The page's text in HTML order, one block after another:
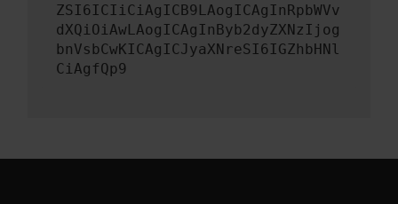
ZSI6ICIiCiAgICB9LAogICAgInRpbWVv
dXQiOiAwLAogICAgInByb2dyZXNzIjog
bnVsbCwKICAgICJyaXNreSI6IGZhbHNl
CiAgfQp9